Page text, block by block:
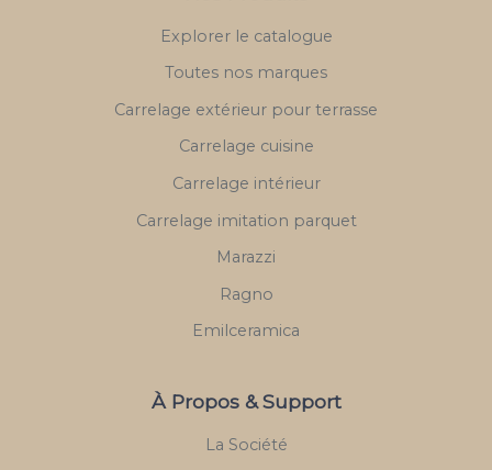
Explorer le catalogue
Toutes nos marques
Carrelage extérieur pour terrasse
Carrelage cuisine
Carrelage intérieur
Carrelage imitation parquet
Marazzi
Ragno
Emilceramica
À Propos & Support
La Société